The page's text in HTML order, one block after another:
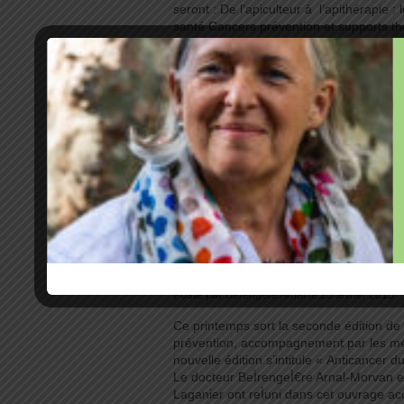
seront : De l’apiculteur à l’apithérapie
santé Cancers prévention et supports
tiendra de 8h00 à 18h30 au domaine
Facebook
Twitter
MySpace
Rubrique: Actualité Commentaires:
Soyez le
Mots-clés:
Anti-cancer Anticancer,apiculture
Réédition de mon
sein
Posté parBérengère Arnal le 20 février 2015
Ce printemps sort la seconde édition
prévention, accompagnement par les
nouvelle édition s’intitule « Anticancer
Le docteur BeÌrengeÌ€re Arnal-Morvan
Laganier ont reÌuni dans cet ouvrage